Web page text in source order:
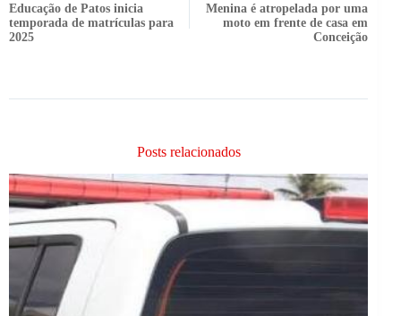
Educação de Patos inicia
temporada de matrículas para
2025
Menina é atropelada por uma
moto em frente de casa em
Conceição
Posts relacionados